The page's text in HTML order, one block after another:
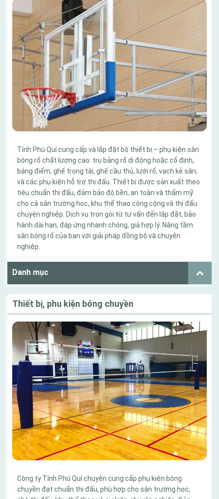
Tính Phú Quí cung cấp và lắp đặt bộ thiết bị – phụ kiện sân
bóng rổ chất lượng cao: trụ bảng rổ di động hoặc cố định,
bảng điểm, ghế trọng tài, ghế cầu thủ, lưới rổ, vạch kẻ sân,
và các phụ kiện hỗ trợ thi đấu. Thiết bị được sản xuất theo
tiêu chuẩn thi đấu, đảm bảo độ bền, an toàn và thẩm mỹ
cho cả sân trường học, khu thể thao công cộng và thi đấu
chuyên nghiệp. Dịch vụ trọn gói từ tư vấn đến lắp đặt, bảo
hành dài hạn, đáp ứng nhanh chóng, giá hợp lý. Nâng tầm
sân bóng rổ của bạn với giải pháp đồng bộ và chuyên
nghiệp.
Danh mục
Thiết bị, phu kiện bóng chuyền
Công ty Tính Phú Quí chuyên cung cấp phụ kiện bóng
chuyền đạt chuẩn thi đấu, phù hợp cho sân trường học,